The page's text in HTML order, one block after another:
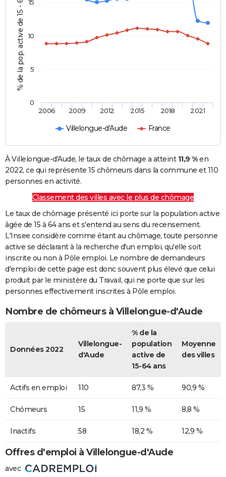
% de la pop. active de 15 - 64 ans
Villelongue-d'Aude France
2006 2009 2012 2015 2018 2021
0
5
10
15
À Villelongue-d'Aude, le taux de chômage a atteint 11,9 %en
2022, ce qui représente 15 chômeurs dans la commune et 110
personnes en activité.
Classement des villes avec le plus de chômage
Le taux de chômage présenté ici porte sur la population active
âgée de 15 à 64 ans et s'entend au sens du recensement.
L'Insee considère comme étant au chômage, toute personne
active se déclarant à la recherche d'un emploi, qu'elle soit
inscrite ou non à Pôle emploi. Le nombre de demandeurs
d'emploi de cette page est donc souvent plus élevé que celui
produit par le ministère du Travail, qui ne porte que sur les
personnes effectivement inscrites à Pôle emploi.
Nombre de chômeurs à Villelongue-d'Aude
Données 2022
Villelongue-
d'Aude
% de la
population
active de
15-64 ans
Moyenne
des villes
Actifs en emploi 110 87,3 % 90,9 %
Chômeurs 15 11,9 % 8,8 %
Inactifs 58 18,2 % 12,9 %
Offres d'emploi à Villelongue-d'Aude
avec